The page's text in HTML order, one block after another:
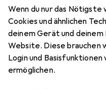
Wenn du nur das
Cookies und ähnlichen
deinem Gerät und
Website. Diese brauchen
Login und Basisfunktionen
ermöglichen.
EUR
94,74
Kingston
1 x 8GB,
Zubehör für